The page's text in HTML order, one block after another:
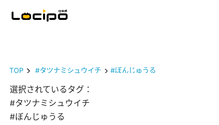
TOP #タツナミシュウイチ #ぼんじゅうる
選択されているタグ：
#タツナミシュウイチ
#ぼんじゅうる